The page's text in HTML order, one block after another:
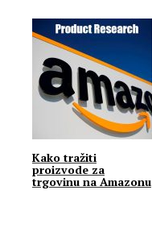
Kako tražiti
proizvode za
trgovinu na Amazonu